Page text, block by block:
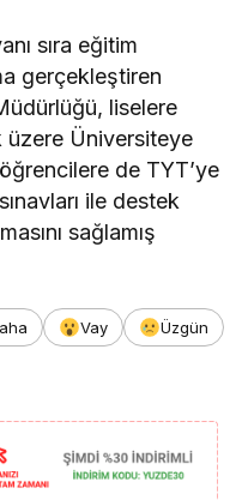
sıra eğitim
gerçekleştiren
liselere
üzere Üniversiteye
de TYT’ye
ile destek
sağlamış
Vay
Üzgün